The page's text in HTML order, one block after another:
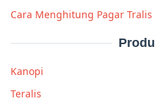
Cara Menghitung Pagar Tralis
Kanopi
Teralis